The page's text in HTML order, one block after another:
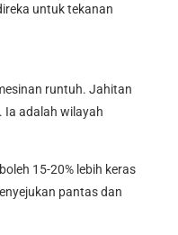
untuk tekanan
runtuh. Jahitan
Ia adalah wilayah
15-20% lebih keras
pantas dan